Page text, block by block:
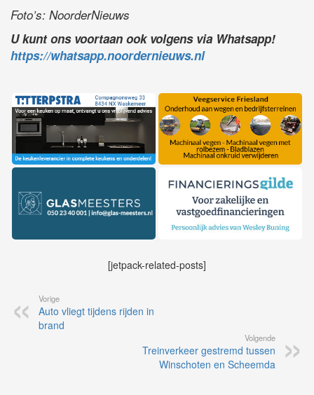
Foto’s: NoorderNieuws
U kunt ons voortaan ook volgens via Whatsapp!
https://whatsapp.noordernieuws.nl
[jetpack-related-posts]
Vorige
Auto vliegt tijdens rijden in
brand
Volgende
Treinverkeer gestremd tussen
Winschoten en Scheemda